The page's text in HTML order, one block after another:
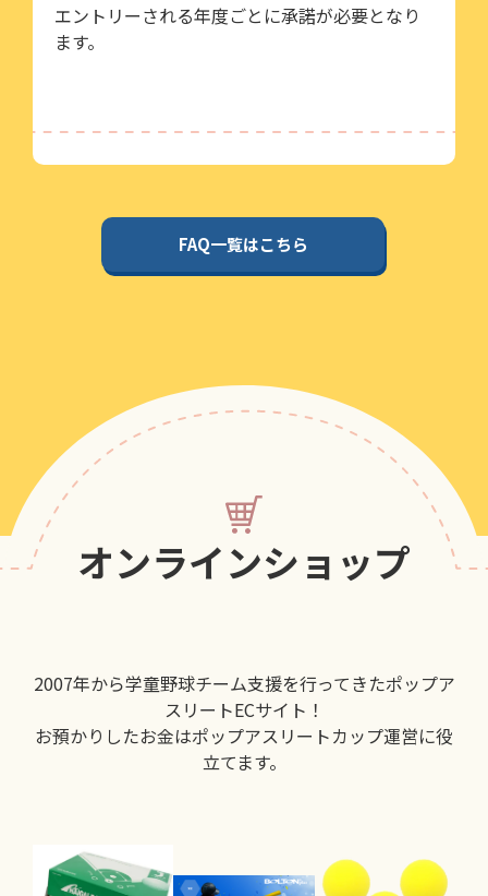
エントリーされる年度ごとに承諾が必要となり
ます。
FAQ一覧はこちら
オンラインショップ
2007年から学童野球チーム支援を行ってきたポップア
スリートECサイト！
お預かりしたお金はポップアスリートカップ運営に役
立てます。